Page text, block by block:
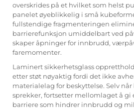
overskrides på et hvilket som helst
panelet øyeblikkelig i små
fullstendige fragmenteringen
barrierefunksjon umiddelbart ved
skaper åpninger for innbrudd,
faremomenter.
Laminert sikkerhetsglass
etter støt nøyaktig fordi det ikke
materialelag for beskyttelse. Selv
sprekker, fortsetter mellomlaget å
barriere som hindrer innbrudd og